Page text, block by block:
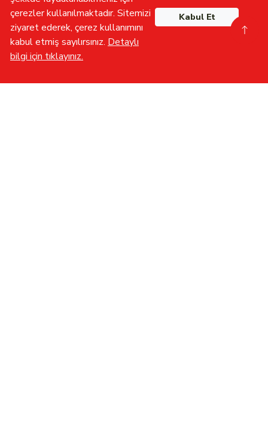
çerezler kullanılmaktadır. Sitemizi
ziyaret ederek, çerez kullanımını
kabul etmiş sayılırsınız. Detaylı
bilgi için tıklayınız.
Kabul Et